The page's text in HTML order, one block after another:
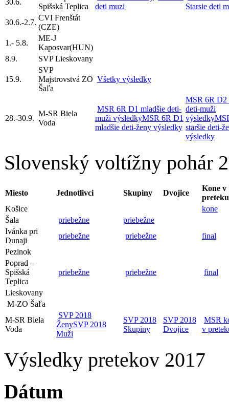
Spišská Teplica
deti muzi
Starsie deti
30.6.-2.7.
CVI Frenštát
(CZE)
1.- 5.8.
ME-J
Kaposvar(HUN)
8.9.
SVP Lieskovany
15.9.
SVP
Majstrovstvá ZO
Šaľa
Všetky výsledky
28.-30.9.
M-SR Biela
Voda
MSR 6R D1 mladšie deti-
muži výsledkyMSR 6R D1
mladšie deti-ženy výsledky
MSR 6R D2
deti-muži
výsledky
staršie deti-
výsledky
Slovenský voltížny pohár
Miesto Jednotlivci Skupiny Dvojice
Kone v
preteku
Košice
kone
Šala
priebežne
priebežne
Ivánka pri
Dunaji
priebežne priebežne
final
Pezinok
Poprad –
Spišská
Teplica
priebežne priebežne final
Lieskovany
M-ZO Šaľa
M-SR Biela
Voda
SVP 2018
ŽenySVP 2018
Muži
SVP 2018
Skupiny
SVP 2018
Dvojice
MSR
v
Výsledky pretekov 2017
Dátum